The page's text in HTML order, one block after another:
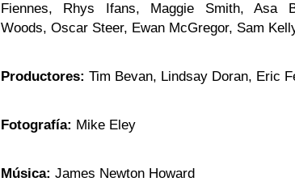
Fiennes, Rhys Ifans, Maggie Smith, Asa
Woods, Oscar Steer, Ewan McGregor, Sam
Productores: Tim Bevan, Lindsay Doran, Eric
Fotografía: Mike Eley
Música: James Newton Howard